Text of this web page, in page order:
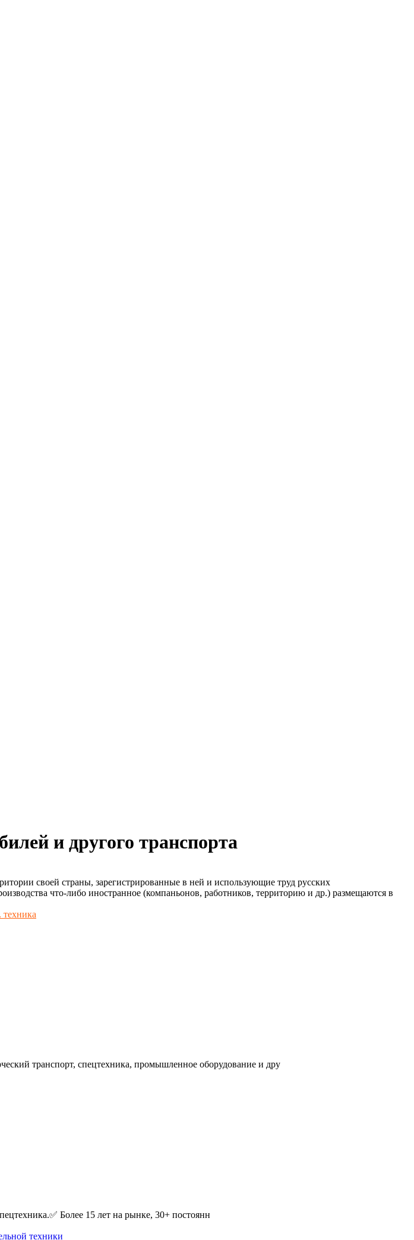
и другого транспорта
своей страны, зарегистрированные в ней и использующие труд русских
что-либо иностранное (компаньонов, работников, территорию и др.) размещаются в
транспорт, спецтехника, промышленное оборудование и дру
Более 15 лет на рынке, 30+ постоянн
техники